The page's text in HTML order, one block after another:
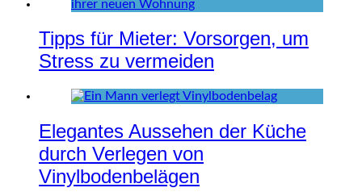
Tipps für Mieter: Vorsorgen, um
Stress zu vermeiden
Elegantes Aussehen der Küche
durch Verlegen von
Vinylbodenbelägen